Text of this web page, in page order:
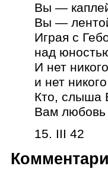
Вы —
Вы —
Играя с
над
И нет
и нет
Кто, слыша
Вам
15. III 42